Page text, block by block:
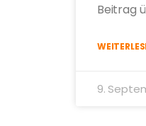
Beitrag
9.